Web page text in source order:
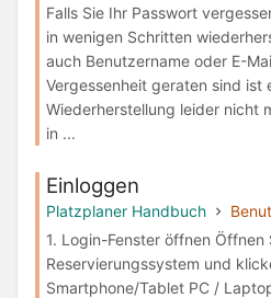
Falls Sie Ihr Passwort
in wenigen Schritten
auch Benutzername oder E-
Vergessenheit geraten sind ist
Wiederherstellung leider nicht
in ...
Einloggen
Platzplaner Handbuch
1. Login-Fenster öffnen Öffnen
Reservierungssystem und
Smartphone/Tablet PC /